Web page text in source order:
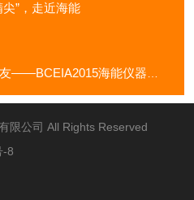
”，走近海能
海能仪器客商篇
限公司 All Rights Reserved
-8